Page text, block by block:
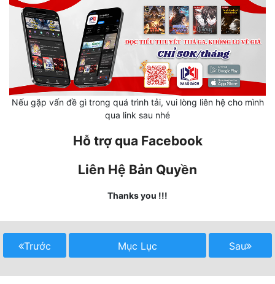
Kỳ Huyễn
Kỳ Ảo
Linh Dị
Làm Giàu
Lịch Sử
Nữ Cường
Nữ Phụ
Nếu gặp vấn đề gì trong quá trình tải, vui lòng liên hệ cho mình
qua link sau nhé
Hỗ trợ qua Facebook
Liên Hệ Bản Quyền
Thanks you !!!
Trước Mục Lục Sau